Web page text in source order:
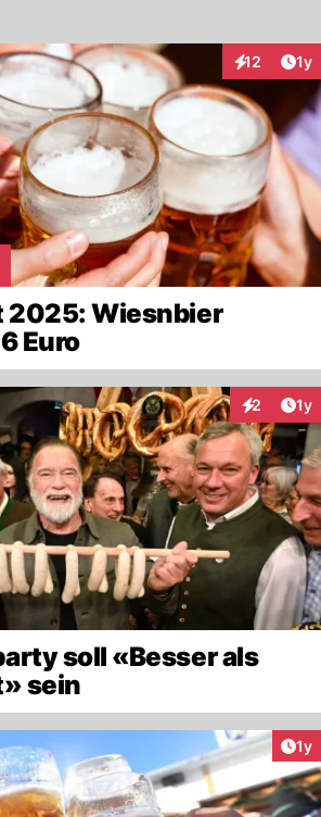
12 1y
2025: Wiesnbier
Euro
2 1y
soll «Besser als
sein
1y